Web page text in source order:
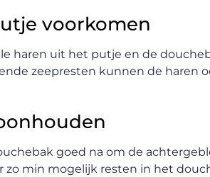
voorkomen
haren uit het putje en de
zeepresten kunnen de haren
goed na om de
zo min mogelijk resten in het